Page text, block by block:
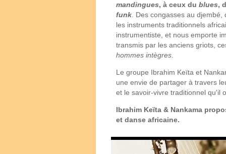
mandingues, à ceux du blues,
funk . Des congasses au
les instruments traditionnels
instrumentiste, et nous emporte
transmis par les anciens griots,
hommes intègres
Le groupe Ibrahim Keïta et
une envie de partager à travers
et le savoir-vivre traditionnel qu'il
Ibrahim Keïta & Nankama
et danse africaine.